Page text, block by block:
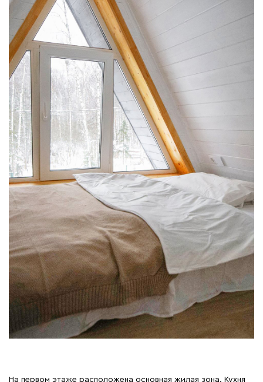
На первом этаже расположена основная жилая зона. Кухня